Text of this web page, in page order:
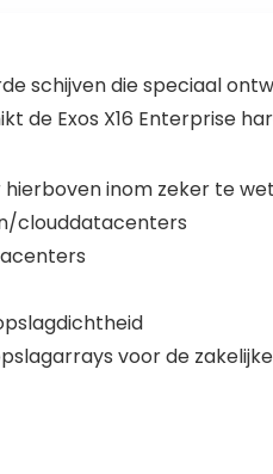
schijven die speciaal
de Exos X16 Enterprise
inom zeker te
clouddatacenters
voor de